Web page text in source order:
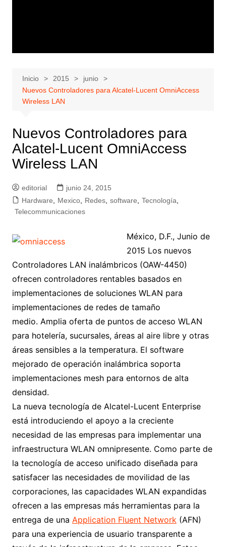
Inicio 2015
junio
Nuevos Controladores para Alcatel-Lucent OmniAccess
Wireless LAN
Nuevos Controladores para
Alcatel-Lucent OmniAccess
Wireless LAN
editorial
junio 24, 2015
Hardware
Mexico, Redes, software Tecnología
Telecommunicaciones
México, D.F., Junio de
2015 Los nuevos
Controladores LAN inalámbricos (OAW-4450)
ofrecen controladores rentables basados en
implementaciones de soluciones WLAN para
implementaciones de redes de tamaño
medio. Amplia oferta de puntos de acceso WLAN
para hotelería, sucursales, áreas al aire libre y otras
áreas sensibles a la temperatura. El software
mejorado de operación inalámbrica soporta
implementaciones mesh para entornos de alta
densidad.
La nueva tecnología de Alcatel-Lucent Enterprise
está introduciendo el apoyo a la creciente
necesidad de las empresas para implementar una
infraestructura WLAN omnipresente. Como parte de
la tecnología de acceso unificado diseñada para
satisfacer las necesidades de movilidad de las
corporaciones, las capacidades WLAN expandidas
ofrecen a las empresas más herramientas para la
entrega de una Application Fluent Network(AFN)
para una experiencia de usuario transparente a